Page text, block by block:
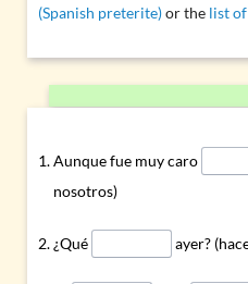
(Spanish preterite)or the list
Aunque fue muy caro
nosotros)
¿Qué ayer?